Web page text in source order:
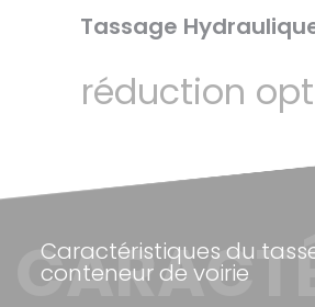
Tassage
réduction
Caractéristiques du
conteneur de voirie